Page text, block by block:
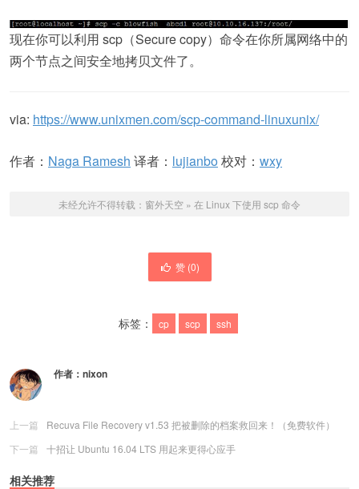
现在你可以利用 scp（Secure copy）命令在你所属网络中的
两个节点之间安全地拷贝文件了。
via: https://www.unixmen.com/scp-command-linuxunix/
作者： Naga Ramesh 译者： lujianbo 校对： wxy
未经允许不得转载： 窗外天空 » 在 Linux 下使用 scp 命令
赞 (0)
标签： cp scp ssh
作者： nixon
上一篇
Recuva File Recovery v1.53 把被删除的档案救回来！（免费软件）
下一篇
十招让 Ubuntu 16.04 LTS 用起来更得心应手
相关推荐